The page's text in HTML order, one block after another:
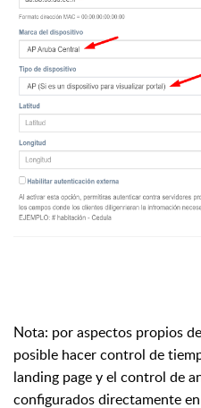
Nota: por aspectos propios
posible hacer control de
landing page y el control de
configurados directamente